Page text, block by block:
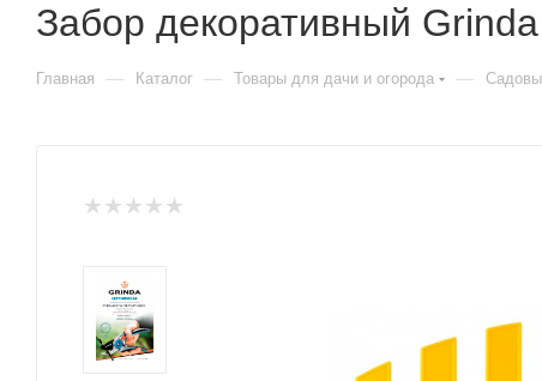
Забор декоративный
Главная — Каталог — Товары для дачи и огорода —